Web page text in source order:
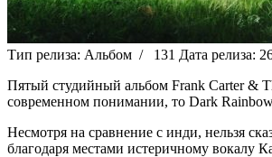
Тип релиза: Альбом / 131 Дата релиза:
Пятый студийный альбом Frank Carter &
современном понимании, то Dark
Несмотря на сравнение с инди, нельзя
благодаря местами истеричному вокалу